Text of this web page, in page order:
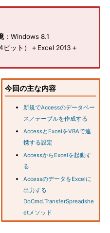
：Windows 8.1
ビット）＋Excel 2013＋
今回の主な内容
新規でAccessのデータベー
ス／テーブルを作成する
AccessとExcelをVBAで連
携する設定
AccessからExcelを起動す
る
AccessのデータをExcelに
出力する
DoCmd.TransferSpreadshe
etメソッド